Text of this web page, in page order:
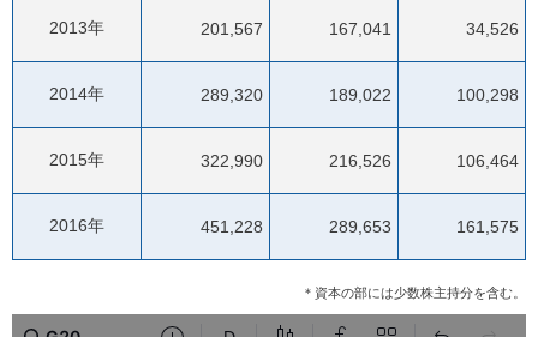
2013年 201,567 167,041 34,526
2014年 289,320 189,022 100,298
2015年 322,990 216,526 106,464
2016年 451,228 289,653 161,575
＊資本の部には少数株主持分を含む。